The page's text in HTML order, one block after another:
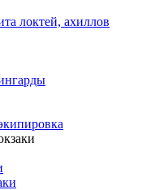
локтей, ахиллов